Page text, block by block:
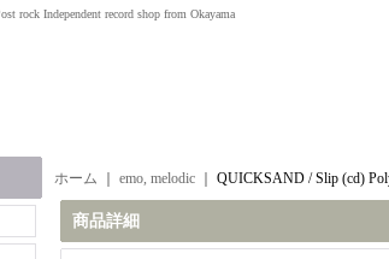
rock Independent record shop from Okayama
ホーム emo, melodic QUICKSAND / Slip (cd)
商品詳細